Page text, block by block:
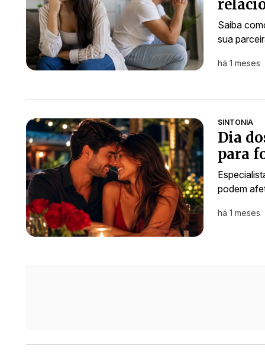
Saiba
sua
há 1 meses
SINTONIA
Dia
para
podem
há 1 meses